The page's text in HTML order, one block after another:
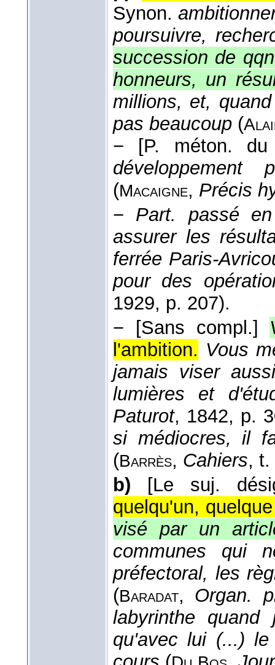
Synon.
poursuivre,
succession de
honneurs, un
millions, et,
pas beaucoup (
−
[P. méton.
développement
(Macaigne, Précis
− Part. passé
assurer les
ferrée Paris-
pour des
1929, p. 207).
−
[Sans compl.]
l'ambition. Vous
jamais viser
lumières et
Paturot, 1842, p.
si médiocres, il
(Barrès, Cahiers, t.
b)
[Le suj.
quelqu'un,
visé par un
communes qui
préfectoral, les
(Baradat, Organ.
labyrinthe
qu'avec lui (...)